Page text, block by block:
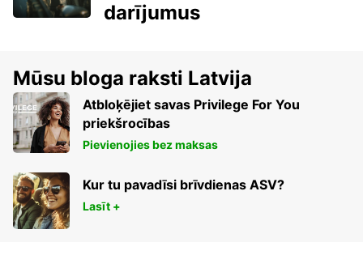
darījumus
Mūsu bloga raksti Latvija
Atbloķējiet savas Privilege For You
priekšrocības
Pievienojies bez maksas
Kur tu pavadīsi brīvdienas ASV?
Lasīt +